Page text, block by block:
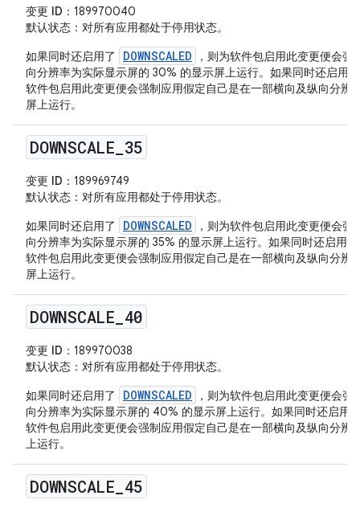
变更 ID ：189970040
默认状态 ：对所有应用都处于停用状态。
如果同时还启用了
DOWNSCALED
，则为软件包启用此变更便会
向分辨率为实际显示屏的 30% 的显示屏上运行。如果同时还启用
软件包启用此变更便会强制应用假定自己是在一部横向及纵向分辨
屏上运行。
DOWNSCALE 35
变更 ID ：189969749
默认状态 ：对所有应用都处于停用状态。
如果同时还启用了
DOWNSCALED
，则为软件包启用此变更便会
向分辨率为实际显示屏的 35% 的显示屏上运行。如果同时还启用
软件包启用此变更便会强制应用假定自己是在一部横向及纵向分辨
屏上运行。
DOWNSCALE 40
变更 ID ：189970038
默认状态 ：对所有应用都处于停用状态。
如果同时还启用了
DOWNSCALED
，则为软件包启用此变更便会
向分辨率为实际显示屏的 40% 的显示屏上运行。如果同时还启用
软件包启用此变更便会强制应用假定自己是在一部横向及纵向分
上运行。
DOWNSCALE 45